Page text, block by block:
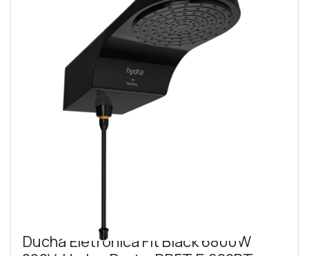
Ducha Eletrônica Fit Black 6800W